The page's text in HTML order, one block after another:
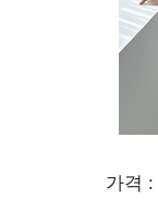
가격 :